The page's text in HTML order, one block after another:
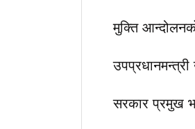
मुक्ति
सरकार प्रमुख